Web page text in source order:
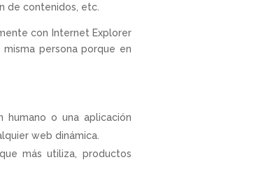
de contenidos, etc.
con Internet Explorer
persona porque en
humano o una aplicación
web dinámica.
más utiliza, productos